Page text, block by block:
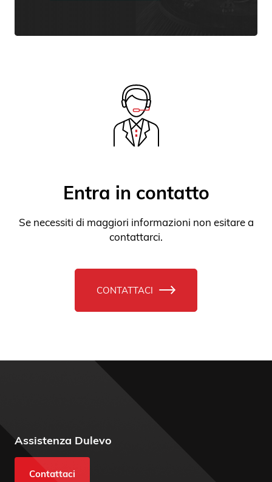
Se necessiti di maggiori informazioni non esitare a
contattarci.
CONTATTACI
Assistenza Dulevo
Contattaci